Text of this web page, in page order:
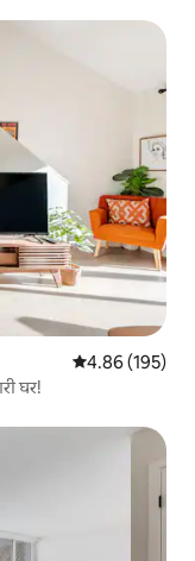
औसत रेटिंग 5 में से
4.86 (195)
घर!